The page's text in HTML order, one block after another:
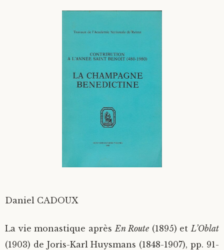
Daniel CADOUX
La vie monastique après En Route (1895) et L’Oblat
(1903) de Joris-Karl Huysmans (1848-1907), pp. 91-